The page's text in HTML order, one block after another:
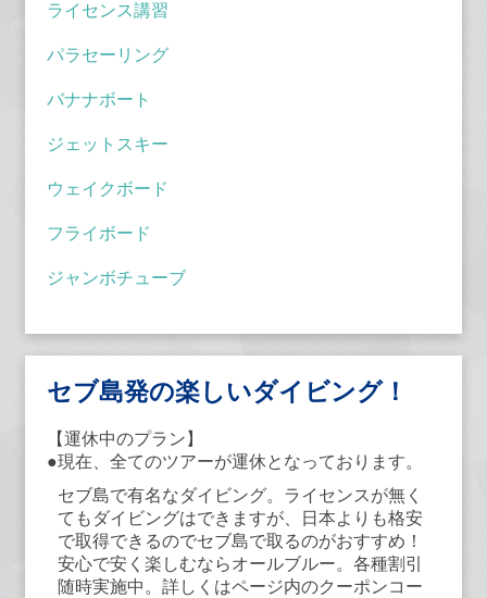
ライセンス講習
パラセーリング
バナナボート
ジェットスキー
ウェイクボード
フライボード
ジャンボチューブ
セブ島発の楽しいダイビング！
【運休中のプラン】
●現在、全てのツアーが運休となっております。
セブ島で有名なダイビング。ライセンスが無く
てもダイビングはできますが、日本よりも格安
で取得できるのでセブ島で取るのがおすすめ！
安心で安く楽しむならオールブルー。各種割引
随時実施中。詳しくはページ内のクーポンコー